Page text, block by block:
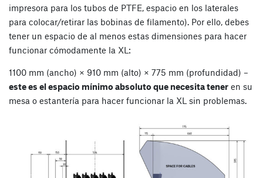
impresora para los tubos de PTFE, espacio en los laterales
para colocar/retirar las bobinas de filamento). Por ello, debes
tener un espacio de al menos estas dimensiones para hacer
funcionar cómodamente la XL:
1100 mm (ancho) × 910 mm (alto) × 775 mm (profundidad) –
este es el espacio mínimo absoluto que necesita tener en su
mesa o estantería para hacer funcionar la XL sin problemas.